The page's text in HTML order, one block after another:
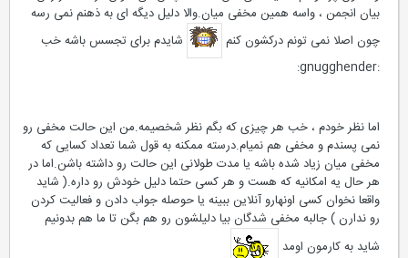
بیان انجمن ، واسه همین مخفی میان.والا دلیل دیگه ای به ذهنم نمی رسه
چون اصلا نمی تونم درکشون کنم
شایدم برای تجسس باشه خب
اما نظر خودم ، خب هر چیزی که بگم نظر شخصیمه.من این حالت مخفی رو
نمی پسندم و مخفی هم نمیام.درسته ممکنه به قول شما تعداد کسایی که
مخفی میان زیاد شده باشه یا مدت طولانی این حالت رو داشته باشن.اما در
هر حال یه امکانیه که هست و هر کسی حتما دلیل خودش رو داره.( شاید
واقعا نخوان کسی اونهارو آنلاین ببینه یا حوصله جواب دادن و فعالیت کردن
رو ندارن ) جالبه مخفی شدگان بیا دلیلشون رو هم بگن تا ما هم بدونیم
شاید به کارمون اومد